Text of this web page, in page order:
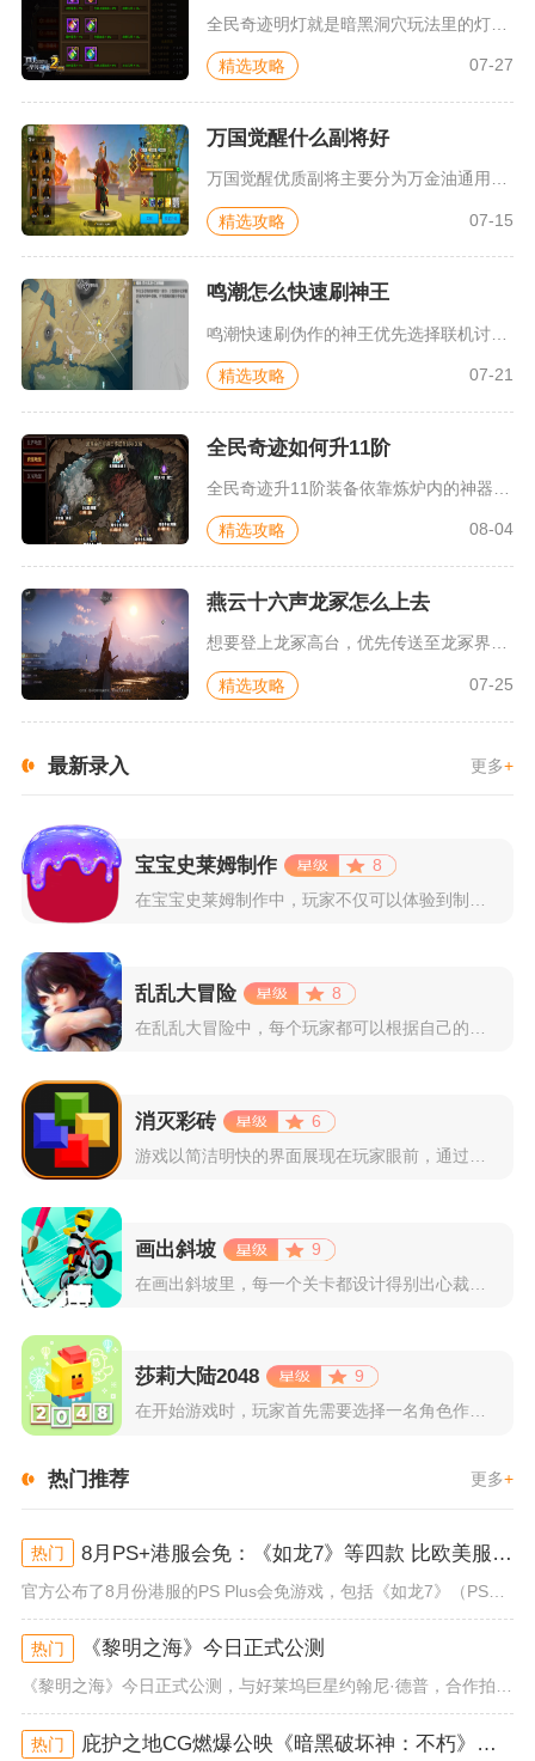
全民奇迹明灯就是暗黑洞穴玩法里的灯塔，也是玩家口中俗称的点灯...
精选攻略 07-27
万国觉醒什么副将好
万国觉醒优质副将主要分为万金油通用副将、分兵种专精副将、场景...
精选攻略 07-15
鸣潮怎么快速刷神王
鸣潮快速刷伪作的神王优先选择联机讨伐，熟练掌握逆势回击机制搭...
精选攻略 07-21
全民奇迹如何升11阶
精选攻略 08-04
燕云十六声龙冢怎么上去
想要登上龙冢高台，优先传送至龙冢界碑点位，调转视角朝向界碑后...
精选攻略 07-25
最新录入 更多+
宝宝史莱姆制作
8
乱乱大冒险
8
消灭彩砖
6
画出斜坡
9
莎莉大陆2048
9
在开始游戏时，玩家首先需要选择一名角色作为自己的代表，在神秘...
热门推荐 更多+
热门 8月PS+港服会免：《如龙7》等四款 比欧美服多一款
官方公布了8月份港服的PS Plus会免游戏，包括《如龙7》（PS4/PS5）、《小小梦魇》（PS4）、《托尼霍克职业滑...
热门 《黎明之海》今日正式公测
《黎明之海》今日正式公测，与好莱坞巨星约翰尼·德普，合作拍摄的宣传短片《冒险者的游戏》同步上线！沉浸式环球之旅 打造属于...
热门 庇护之地CG燃爆公映《暗黑破坏神：不朽》今日全平台上线